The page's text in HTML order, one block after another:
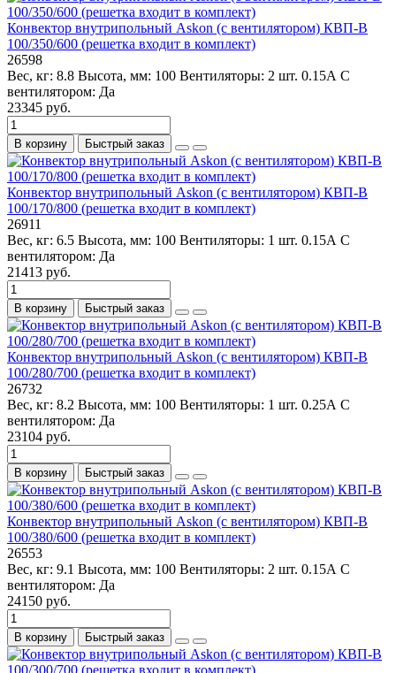
Конвектор внутрипольный Askon (с вентилятором) КВП-В
100/350/600 (решетка входит в комплект)
26598
Вес, кг: 8.8 Высота, мм: 100 Вентиляторы: 2 шт. 0.15А С
вентилятором: Да
23345 руб.
В корзину Быстрый заказ
Конвектор внутрипольный Askon (с вентилятором) КВП-В
100/170/800 (решетка входит в комплект)
26911
Вес, кг: 6.5 Высота, мм: 100 Вентиляторы: 1 шт. 0.15А С
вентилятором: Да
21413 руб.
В корзину Быстрый заказ
Конвектор внутрипольный Askon (с вентилятором) КВП-В
100/280/700 (решетка входит в комплект)
26732
Вес, кг: 8.2 Высота, мм: 100 Вентиляторы: 1 шт. 0.25А С
вентилятором: Да
23104 руб.
В корзину Быстрый заказ
Конвектор внутрипольный Askon (с вентилятором) КВП-В
100/380/600 (решетка входит в комплект)
26553
Вес, кг: 9.1 Высота, мм: 100 Вентиляторы: 2 шт. 0.15А С
вентилятором: Да
24150 руб.
В корзину Быстрый заказ